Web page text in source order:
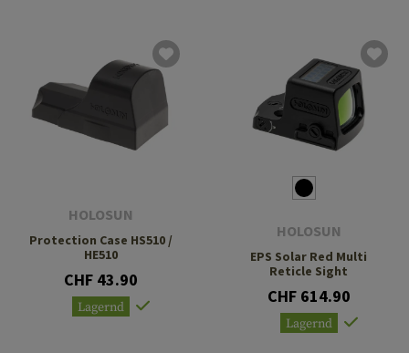
HOLOSUN
Protection Case HS510 /
HE510
CHF 43.90
Lagernd
HOLOSUN
EPS Solar Red Multi
Reticle Sight
CHF 614.90
Lagernd